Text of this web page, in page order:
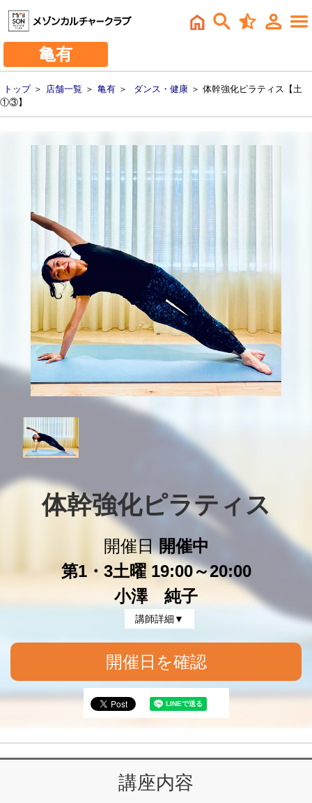
亀有
トップ＞ 店舗一覧 ＞ 亀有 ＞ ダンス・健康 ＞ 体幹強化ピラティス【土
①③】
体幹強化ピラティス
開催日開催中
第1・3土曜 19:00～20:00
小澤 純子
講師詳細▼
開催日を確認
講座内容